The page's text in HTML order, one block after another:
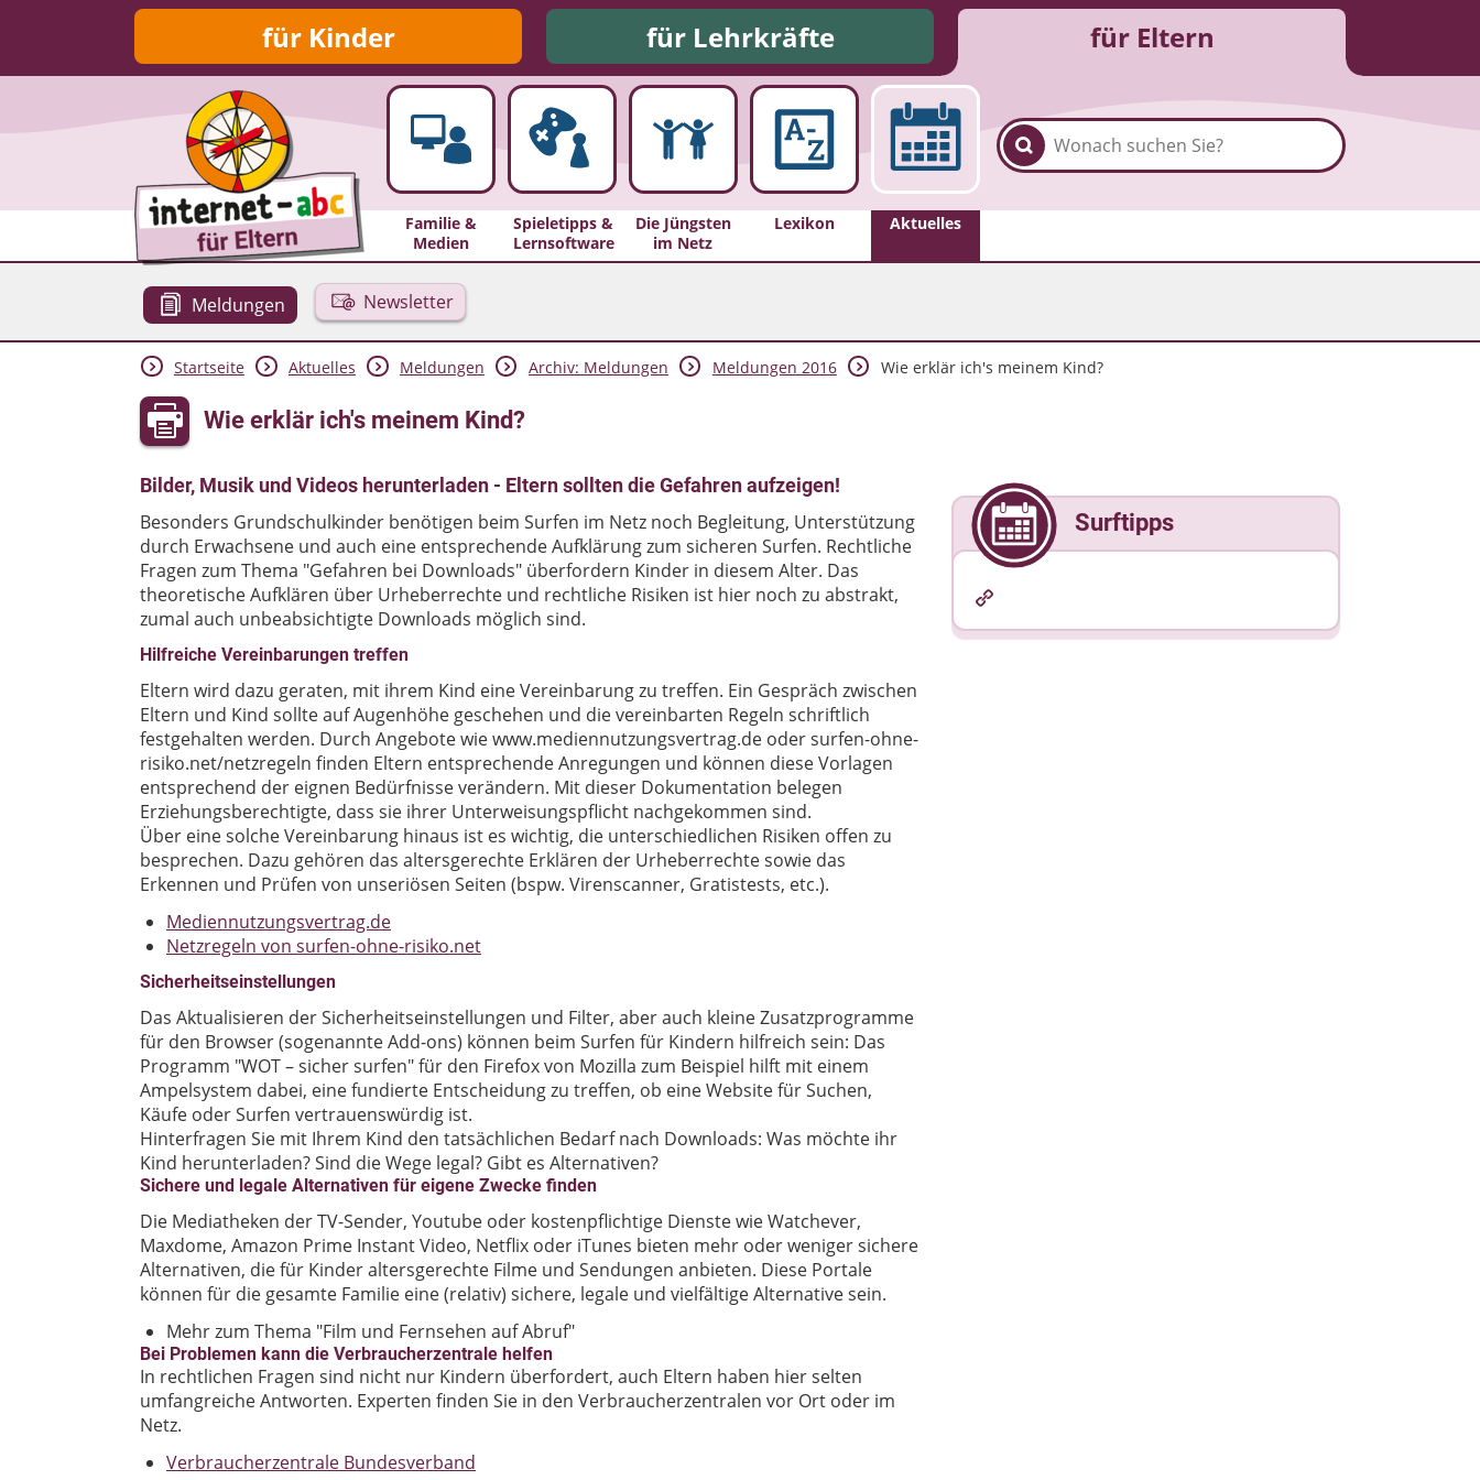
für Kinder für Lehrkräfte für Eltern
Familie &
Medien
Spieletipps &
Lernsoftware
Die Jüngsten
im Netz
Lexikon Aktuelles
Meldungen Newsletter
Startseite Aktuelles Meldungen Archiv: Meldungen Meldungen 2016 Wie erklär ich's meinem Kind?
Wie erklär ich's meinem Kind?
Bilder, Musik und Videos herunterladen - Eltern sollten die Gefahren aufzeigen!
Besonders Grundschulkinder benötigen beim Surfen im Netz noch Begleitung, Unterstützung
durch Erwachsene und auch eine entsprechende Aufklärung zum sicheren Surfen. Rechtliche
Fragen zum Thema "Gefahren bei Downloads" überfordern Kinder in diesem Alter. Das
theoretische Aufklären über Urheberrechte und rechtliche Risiken ist hier noch zu abstrakt,
zumal auch unbeabsichtigte Downloads möglich sind.
Hilfreiche Vereinbarungen treffen
Eltern wird dazu geraten, mit ihrem Kind eine Vereinbarung zu treffen. Ein Gespräch zwischen
Eltern und Kind sollte auf Augenhöhe geschehen und die vereinbarten Regeln schriftlich
festgehalten werden. Durch Angebote wie www.mediennutzungsvertrag.de oder surfen-ohne-
risiko.net/netzregeln finden Eltern entsprechende Anregungen und können diese Vorlagen
entsprechend der eignen Bedürfnisse verändern. Mit dieser Dokumentation belegen
Erziehungsberechtigte, dass sie ihrer Unterweisungspflicht nachgekommen sind.
Über eine solche Vereinbarung hinaus ist es wichtig, die unterschiedlichen Risiken offen zu
besprechen. Dazu gehören das altersgerechte Erklären der Urheberrechte sowie das
Erkennen und Prüfen von unseriösen Seiten (bspw. Virenscanner, Gratistests, etc.).
Mediennutzungsvertrag.de
Netzregeln von surfen-ohne-risiko.net
Sicherheitseinstellungen
Das Aktualisieren der Sicherheitseinstellungen und Filter, aber auch kleine Zusatzprogramme
für den Browser (sogenannte Add-ons) können beim Surfen für Kindern hilfreich sein: Das
Programm "WOT – sicher surfen" für den Firefox von Mozilla zum Beispiel hilft mit einem
Ampelsystem dabei, eine fundierte Entscheidung zu treffen, ob eine Website für Suchen,
Käufe oder Surfen vertrauenswürdig ist.
Hinterfragen Sie mit Ihrem Kind den tatsächlichen Bedarf nach Downloads: Was möchte ihr
Kind herunterladen? Sind die Wege legal? Gibt es Alternativen?
Sichere und legale Alternativen für eigene Zwecke finden
Die Mediatheken der TV-Sender, Youtube oder kostenpflichtige Dienste wie Watchever,
Maxdome, Amazon Prime Instant Video, Netflix oder iTunes bieten mehr oder weniger sichere
Alternativen, die für Kinder altersgerechte Filme und Sendungen anbieten. Diese Portale
können für die gesamte Familie eine (relativ) sichere, legale und vielfältige Alternative sein.
Mehr zum Thema "Film und Fernsehen auf Abruf"
Bei Problemen kann die Verbraucherzentrale helfen
In rechtlichen Fragen sind nicht nur Kindern überfordert, auch Eltern haben hier selten
umfangreiche Antworten. Experten finden Sie in den Verbraucherzentralen vor Ort oder im
Netz.
Verbraucherzentrale Bundesverband
Surftipps